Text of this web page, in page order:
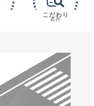
こだわり
条件